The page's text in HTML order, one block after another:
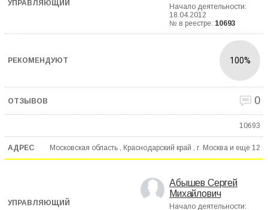
Начало деятельности:
18.04.2012
№ в реестре: 10693
100%
0
10693
Московская область , Краснодарский край , г. Москва и еще 12
Абышев Сергей
Михайлович
Начало деятельности: